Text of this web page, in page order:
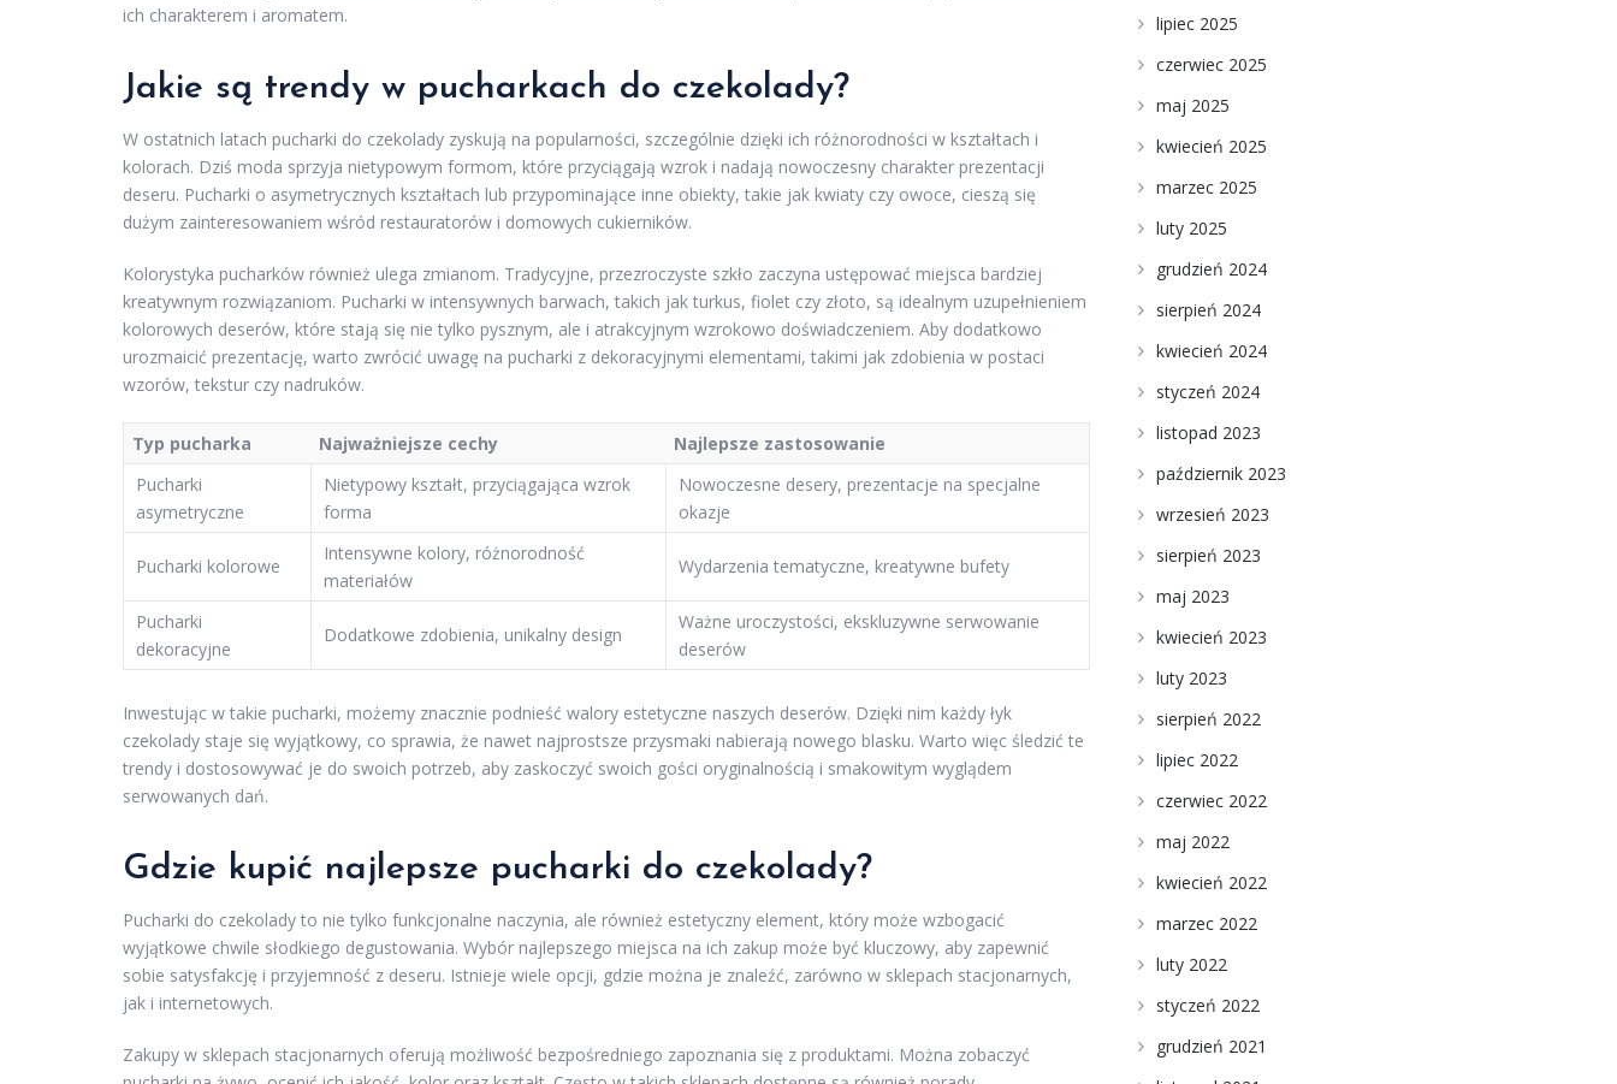
ich charakterem i aromatem.
Jakie są trendy w pucharkach do czekolady?
W ostatnich latach pucharki do czekolady zyskują na popularności, szczególnie dzięki ich różnorodności w kształtach i
kolorach. Dziś moda sprzyja nietypowym formom, które przyciągają wzrok i nadają nowoczesny charakter prezentacji
deseru. Pucharki o asymetrycznych kształtach lub przypominające inne obiekty, takie jak kwiaty czy owoce, cieszą się
dużym zainteresowaniem wśród restauratorów i domowych cukierników.
Kolorystyka pucharków również ulega zmianom. Tradycyjne, przezroczyste szkło zaczyna ustępować miejsca bardziej
kreatywnym rozwiązaniom. Pucharki w intensywnych barwach, takich jak turkus, fiolet czy złoto, są idealnym uzupełnieniem
kolorowych deserów, które stają się nie tylko pysznym, ale i atrakcyjnym wzrokowo doświadczeniem. Aby dodatkowo
urozmaicić prezentację, warto zwrócić uwagę na pucharki z dekoracyjnymi elementami, takimi jak zdobienia w postaci
wzorów, tekstur czy nadruków.
Typ pucharka Najważniejsze cechy
Najlepsze zastosowanie
Pucharki
asymetryczne
Nietypowy kształt, przyciągająca wzrok
forma
Nowoczesne desery, prezentacje na specjalne
okazje
Pucharki kolorowe
Intensywne kolory, różnorodność
materiałów
Wydarzenia tematyczne, kreatywne bufety
Pucharki
dekoracyjne
Dodatkowe zdobienia, unikalny design
Ważne uroczystości, ekskluzywne serwowanie
deserów
Inwestując w takie pucharki, możemy znacznie podnieść walory estetyczne naszych deserów. Dzięki nim każdy łyk
czekolady staje się wyjątkowy, co sprawia, że nawet najprostsze przysmaki nabierają nowego blasku. Warto więc śledzić te
trendy i dostosowywać je do swoich potrzeb, aby zaskoczyć swoich gości oryginalnością i smakowitym wyglądem
serwowanych dań.
Gdzie kupić najlepsze pucharki do czekolady?
Pucharki do czekolady to nie tylko funkcjonalne naczynia, ale również estetyczny element, który może wzbogacić
wyjątkowe chwile słodkiego degustowania. Wybór najlepszego miejsca na ich zakup może być kluczowy, aby zapewnić
sobie satysfakcję i przyjemność z deseru. Istnieje wiele opcji, gdzie można je znaleźć, zarówno w sklepach stacjonarnych,
jak i internetowych.
Zakupy w sklepach stacjonarnych oferują możliwość bezpośredniego zapoznania się z produktami. Można zobaczyć
lipiec 2025
czerwiec 2025
maj 2025
kwiecień 2025
marzec 2025
luty 2025
grudzień 2024
sierpień 2024
kwiecień 2024
styczeń 2024
listopad 2023
październik 2023
wrzesień 2023
sierpień 2023
maj 2023
kwiecień 2023
luty 2023
sierpień 2022
lipiec 2022
czerwiec 2022
maj 2022
kwiecień 2022
marzec 2022
luty 2022
styczeń 2022
grudzień 2021